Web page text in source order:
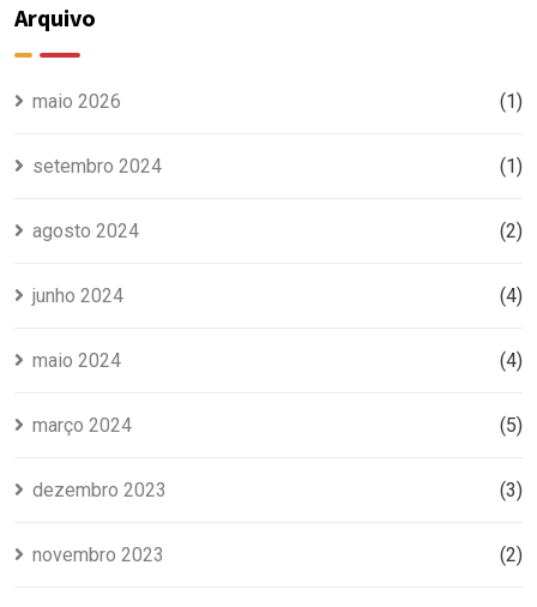
Arquivo
maio 2026 (1)
setembro 2024 (1)
agosto 2024 (2)
junho 2024 (4)
maio 2024 (4)
março 2024 (5)
dezembro 2023 (3)
novembro 2023 (2)